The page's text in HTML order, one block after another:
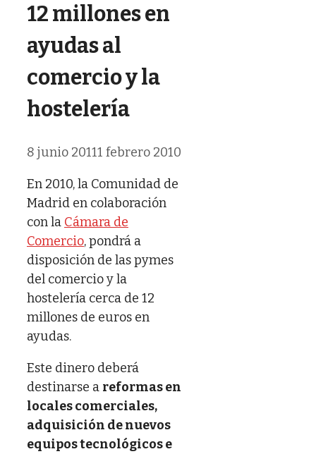
12 millones en
ayudas al
comercio y la
hostelería
8 junio 20111 febrero 2010
En 2010, la Comunidad de
Madrid en colaboración
con la Cámara de
Comercio, pondrá a
disposición de las pymes
del comercio y la
hostelería cerca de 12
millones de euros en
ayudas.
Este dinero deberá
destinarse a reformas en
locales comerciales,
adquisición de nuevos
equipos tecnológicos e